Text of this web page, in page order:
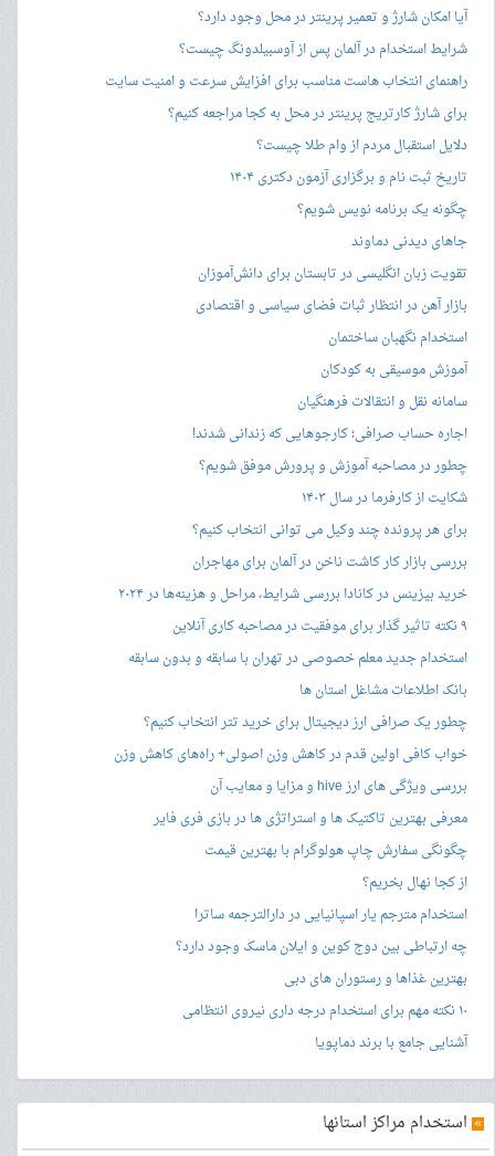
آیا امکان شارژ و تعمیر پرینتر در محل وجود دارد؟
شرایط استخدام در آلمان پس از آوسبیلدونگ چیست؟
راهنمای انتخاب هاست مناسب برای افزایش سرعت و امنیت سایت
برای شارژ کارتریج پرینتر در محل به کجا مراجعه کنیم؟
دلایل استقبال مردم از وام طلا چیست؟
تاریخ ثبت نام و برگزاری آزمون دکتری ۱۴۰۴
چگونه یک برنامه نویس شویم؟
جاهای دیدنی دماوند
تقویت زبان انگلیسی در تابستان برای دانش‌آموزان
بازار آهن در انتظار ثبات فضای سیاسی و اقتصادی
استخدام نگهبان ساختمان
آموزش موسیقی به کودکان
سامانه نقل و انتقالات فرهنگیان
اجاره حساب صرافی؛ کارجوهایی که زندانی شدند!
چطور در مصاحبه‌ آموزش و پرورش موفق شویم؟
شکایت از کارفرما در سال ۱۴۰۳
برای هر پرونده چند وکیل می توانی انتخاب کنیم؟
بررسی بازار کار کاشت ناخن در آلمان برای مهاجران
خرید بیزینس در کانادا بررسی شرایط، مراحل و هزینه‌ها در ۲۰۲۴
۹ نکته تاثیر گذار برای موفقیت در مصاحبه کاری آنلاین
استخدام جدید معلم خصوصی در تهران با سابقه و بدون سابقه
بانک اطلاعات مشاغل استان ها
چطور یک صرافی ارز دیجیتال برای خرید تتر انتخاب کنیم؟
خواب کافی اولین قدم در کاهش وزن اصولی+ راه‌های کاهش وزن
بررسی ویژگی های ارز hive و مزایا و معایب آن
معرفی بهترین تاکتیک ها و استراتژی ها در بازی فری فایر
چگونگی سفارش چاپ هولوگرام با بهترین قیمت
از کجا نهال بخریم؟
استخدام مترجم یار اسپانیایی در دارالترجمه ساترا
چه ارتباطی بین دوج کوین و ایلان ماسک وجود دارد؟
بهترین غذاها و رستوران های دبی
۱۰ نکته مهم برای استخدام درجه داری نیروی انتظامی
آشنایی جامع با برند دماپویا
» استخدام مراکز استانها